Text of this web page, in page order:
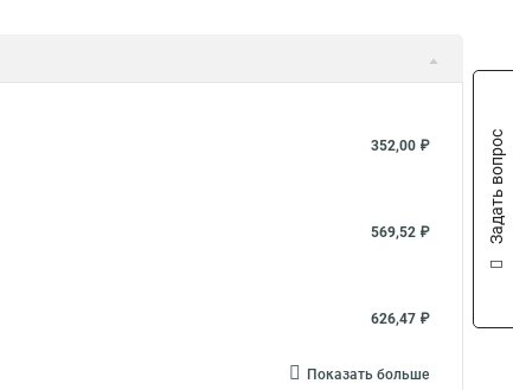
352,00 ₽
569,52 ₽
626,47 ₽
Показать больше
Задать вопрос